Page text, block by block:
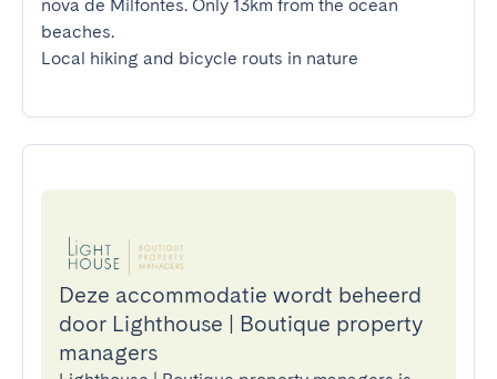
nova de Milfontes. Only 13km from the ocean
beaches.
Local hiking and bicycle routs in nature
Deze accommodatie wordt beheerd
door Lighthouse | Boutique property
managers